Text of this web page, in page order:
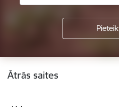
Kājene
Ātrās saites